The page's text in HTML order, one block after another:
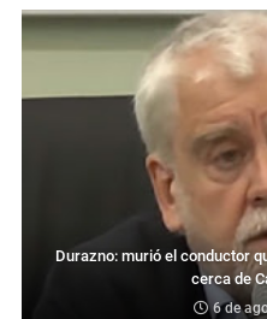
Durazno: murió el conductor
cerca de
6 de